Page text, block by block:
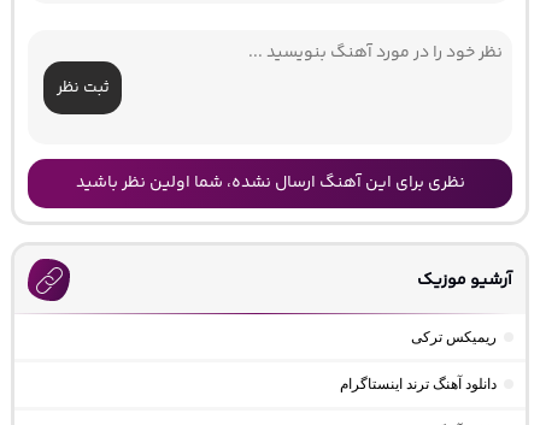
ثبت نظر
نظری برای این آهنگ ارسال نشده، شما اولین نظر باشید
آرشیو موزیک
ریمیکس ترکی
دانلود آهنگ ترند اینستاگرام